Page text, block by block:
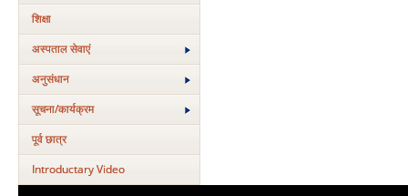
शिक्षा
अस्‍पताल सेवाएं
अनुसंधान
सूचना/कार्यक्रम
पूर्व छात्र
Introductary Video